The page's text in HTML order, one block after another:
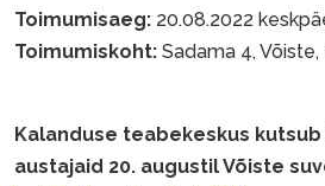
Toimumisaeg: 20.08.2022
Toimumiskoht: Sadama 4,
Kalanduse teabekeskus
austajaid 20. augustil Võiste